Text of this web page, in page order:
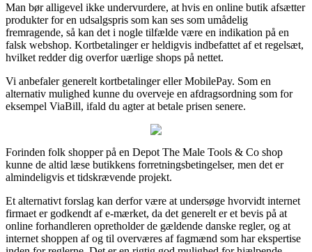
Man bør alligevel ikke undervurdere, at hvis en online butik afsætter
produkter for en udsalgspris som kan ses som umådelig
fremragende, så kan det i nogle tilfælde være en indikation på en
falsk webshop. Kortbetalinger er heldigvis indbefattet af et regelsæt,
hvilket redder dig overfor uærlige shops på nettet.
Vi anbefaler generelt kortbetalinger eller MobilePay. Som en
alternativ mulighed kunne du overveje en afdragsordning som for
eksempel ViaBill, ifald du agter at betale prisen senere.
Forinden folk shopper på en Depot The Male Tools & Co shop
kunne de altid læse butikkens forretningsbetingelser, men det er
almindeligvis et tidskrævende projekt.
Et alternativt forslag kan derfor være at undersøge hvorvidt internet
firmaet er godkendt af e-mærket, da det generelt er et bevis på at
online forhandleren opretholder de gældende danske regler, og at
internet shoppen af og til overværes af fagmænd som har ekspertise